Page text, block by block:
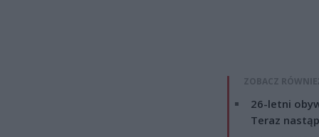
ZOBACZ
26-letni
Teraz